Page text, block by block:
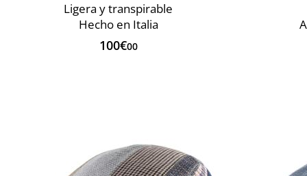
Ligera y transpirable
Hecho en Italia
100€00